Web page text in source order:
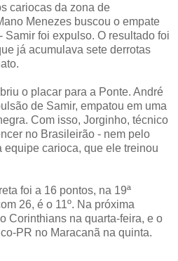
cariocas da zona de
Menezes buscou o empate
Samir foi expulso. O resultado foi
já acumulava sete derrotas
o placar para a Ponte. André
de Samir, empatou em uma
Com isso, Jorginho, técnico
no Brasileirão - nem pelo
equipe carioca, que ele treinou
foi a 16 pontos, na 19ª
26, é o 11º. Na próxima
Corinthians na quarta-feira, e o
PR no Maracanã na quinta.